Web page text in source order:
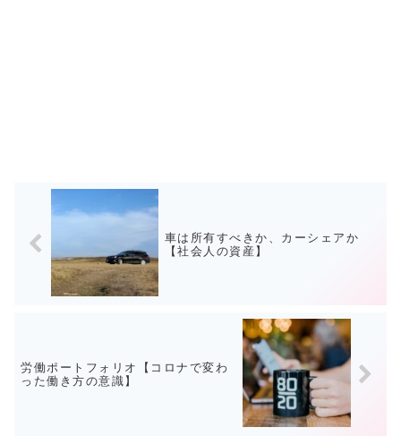
車は所有すべきか、カーシェアか
【社会人の資産】
労働ポートフォリオ【コロナで変わ
った働き方の意識】